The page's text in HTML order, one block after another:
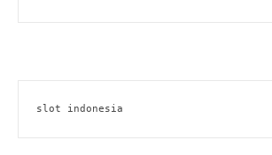
slot indonesia